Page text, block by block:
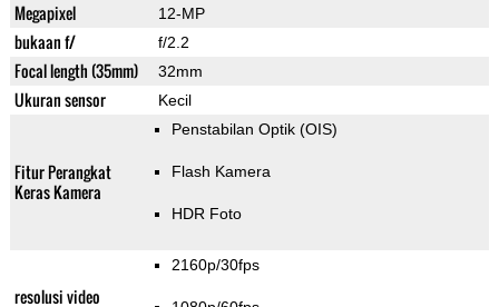
Megapixel 12-MP
bukaan f/ f/2.2
Focal length (35mm) 32mm
Ukuran sensor Kecil
Fitur Perangkat
Keras Kamera
Penstabilan Optik (OIS)
Flash Kamera
HDR Foto
resolusi video
2160p/30fps